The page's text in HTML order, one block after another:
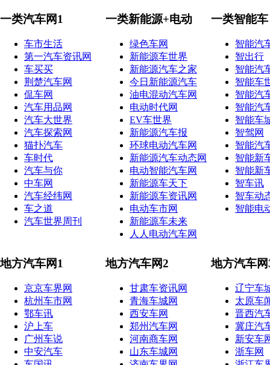
一类汽车网1
车市生活
第一汽车资讯网
车买买
荆楚汽车网
侃车网
汽车用品网
汽车大世界
汽车探索网
猫扑汽车
车时代
汽车与你
中车网
汽车经纬网
车之道
汽车世界周刊
一类新能源+电动
绿色车网
新能源车世界
新能源汽车之家
今日新能源汽车
油电混动汽车网
电动时代网
EV车世界
新能源汽车报
环球电动汽车网
新能源汽车动态网
电动智能汽车网
新能源车天下
新能源车资讯网
电动车市网
新能源车未来
人人电动汽车网
一类智能车
智能汽
智出行
智能汽
智能车
智能汽
智能汽
智能车
智驾网
智能汽
智能新
智能新
智车讯
智车动
智能电
地方汽车网1
京京车界网
杭州车市网
鄂车讯
沪上车
广州车说
中安汽车
地方汽车网2
甘肃车资讯网
青海车城网
西安车网
郑州汽车网
河南商车网
山东车城网
地方汽车网
辽宁车
太原车
晋西汽
冀庄汽
新安车
浙车网